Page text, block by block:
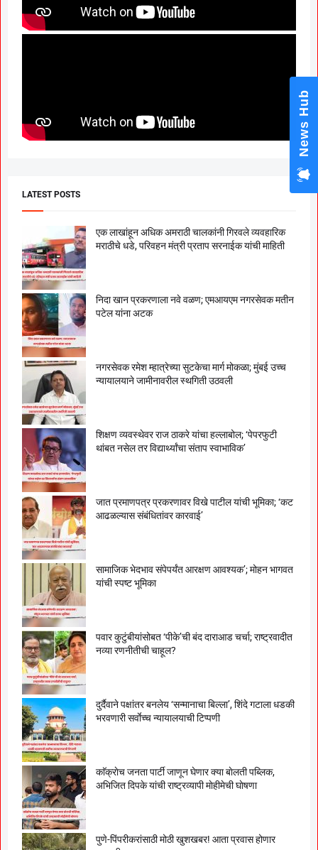
LATEST POSTS
एक लाखांहून अधिक अमराठी चालकांनी गिरवले व्यवहारिक
मराठीचे धडे, परिवहन मंत्री प्रताप सरनाईक यांची माहिती
निदा खान प्रकरणाला नवे वळण; एमआयएम नगरसेवक मतीन
पटेल यांना अटक
नगरसेवक रमेश म्हात्रेच्या सुटकेचा मार्ग मोकळा; मुंबई उच्च
न्यायालयाने जामीनावरील स्थगिती उठवली
शिक्षण व्यवस्थेवर राज ठाकरे यांचा हल्लाबोल; ‘पेपरफुटी
थांबत नसेल तर विद्यार्थ्यांचा संताप स्वाभाविक’
जात प्रमाणपत्र प्रकरणावर विखे पाटील यांची भूमिका; ‘कट
आढळल्यास संबंधितांवर कारवाई’
सामाजिक भेदभाव संपेपर्यंत आरक्षण आवश्यक’; मोहन भागवत
यांची स्पष्ट भूमिका
पवार कुटुंबीयांसोबत ‘पीके’ची बंद दाराआड चर्चा; राष्ट्रवादीत
नव्या रणनीतीची चाहूल?
दुर्दैवाने पक्षांतर बनलेय ‘सन्मानाचा बिल्ला’, शिंदे गटाला धडकी
भरवणारी सर्वाेच्च न्यायालयाची टिप्पणी
काॅक्राेच जनता पार्टी जाणून घेणार क्या बाेलती पब्लिक,
अभिजित दिपके यांची राष्ट्रव्यापी माेहीमेची घाेषणा
पुणे-पिंपरीकरांसाठी मोठी खुशखबर! आता प्रवास होणार
News Hub